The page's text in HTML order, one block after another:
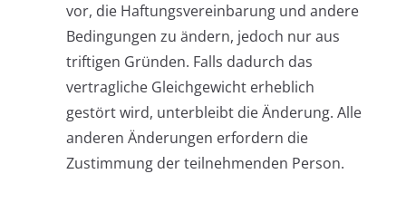
vor, die Haftungsvereinbarung und andere
Bedingungen zu ändern, jedoch nur aus
triftigen Gründen. Falls dadurch das
vertragliche Gleichgewicht erheblich
gestört wird, unterbleibt die Änderung. Alle
anderen Änderungen erfordern die
Zustimmung der teilnehmenden Person.